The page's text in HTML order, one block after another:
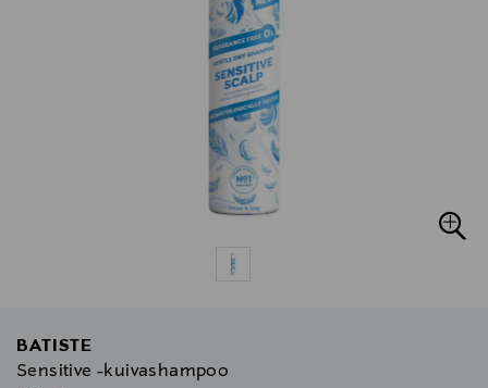
BATISTE
Sensitive -kuivashampoo